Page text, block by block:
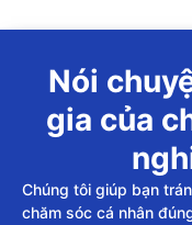
Nói
gia của
Chúng tôi giúp bạn
chăm sóc cá nhân